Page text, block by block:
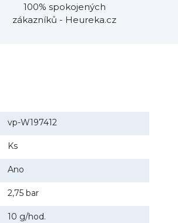
100% spokojených
zákazníků - Heureka.cz
vp-W197412
Ks
Ano
2,75 bar
10 g/hod.